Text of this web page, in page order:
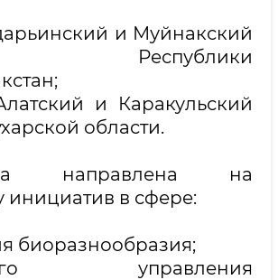
и Муйнакский
Республики
и Каракульский
области.
направлена на
инициатив в сфере:
биоразнообразия;
управления